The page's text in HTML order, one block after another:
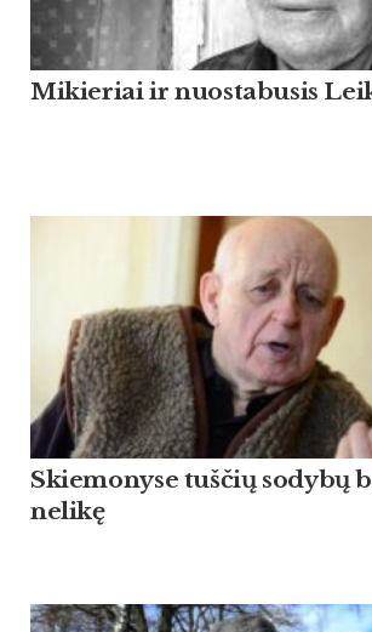
Mikieriai ir nuostabusis
Skiemonyse tuščių sodybų
nelikę